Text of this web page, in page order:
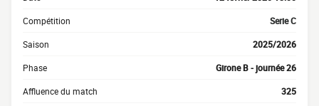
Compétition Serie C
Saison 2025/2026
Phase Girone B - journée 26
Affluence du match 325